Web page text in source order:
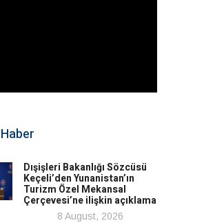
Dışişleri Bakanlığı Sözcüsü
Keçeli’den Yunanistan’ın
Turizm Özel Mekansal
Çerçevesi’ne ilişkin açıklama
8 August, 2026